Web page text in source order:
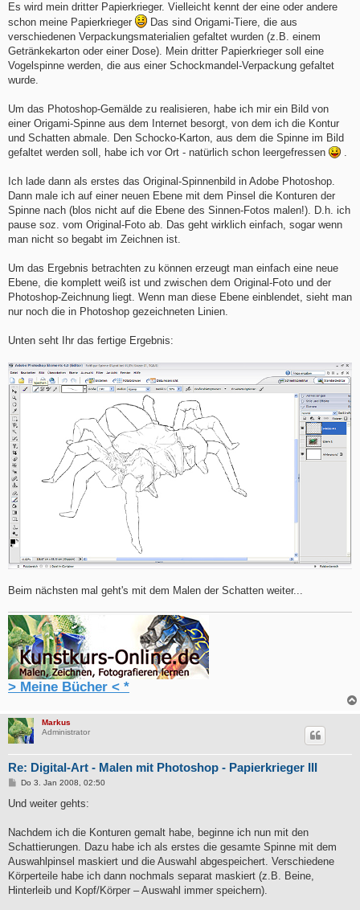
Es wird mein dritter Papierkrieger. Vielleicht kennt der eine oder andere
schon meine Papierkrieger
Das sind Origami-Tiere, die aus
verschiedenen Verpackungsmaterialien gefaltet wurden (z.B. einem
Getränkekarton oder einer Dose). Mein dritter Papierkrieger soll eine
Vogelspinne werden, die aus einer Schockmandel-Verpackung gefaltet
wurde.
Um das Photoshop-Gemälde zu realisieren, habe ich mir ein Bild von
einer Origami-Spinne aus dem Internet besorgt, von dem ich die Kontur
und Schatten abmale. Den Schocko-Karton, aus dem die Spinne im Bild
gefaltet werden soll, habe ich vor Ort - natürlich schon leergefressen
.
Ich lade dann als erstes das Original-Spinnenbild in Adobe Photoshop.
Dann male ich auf einer neuen Ebene mit dem Pinsel die Konturen der
Spinne nach (blos nicht auf die Ebene des Sinnen-Fotos malen!). D.h. ich
pause soz. vom Original-Foto ab. Das geht wirklich einfach, sogar wenn
man nicht so begabt im Zeichnen ist.
Um das Ergebnis betrachten zu können erzeugt man einfach eine neue
Ebene, die komplett weiß ist und zwischen dem Original-Foto und der
Photoshop-Zeichnung liegt. Wenn man diese Ebene einblendet, sieht man
nur noch die in Photoshop gezeichneten Linien.
Unten seht Ihr das fertige Ergebnis:
Beim nächsten mal geht's mit dem Malen der Schatten weiter...
> Meine Bücher < *
Markus
Administrator
Re: Digital-Art - Malen mit Photoshop - Papierkrieger III
B
i
a
Do 3. Jan 2008, 02:50
Und weiter gehts:
Nachdem ich die Konturen gemalt habe, beginne ich nun mit den
Schattierungen. Dazu habe ich als erstes die gesamte Spinne mit dem
Auswahlpinsel maskiert und die Auswahl abgespeichert. Verschiedene
Körperteile habe ich dann nochmals separat maskiert (z.B. Beine,
Hinterleib und Kopf/Körper – Auswahl immer speichern).